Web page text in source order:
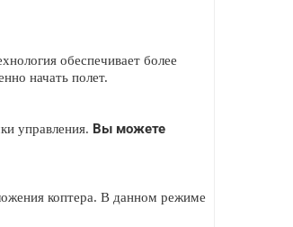
обеспечивает более
начать полет.
управления. Вы можете
коптера. В данном режиме